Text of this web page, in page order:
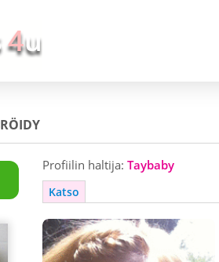
Profiilin haltija: Taybaby
Katso